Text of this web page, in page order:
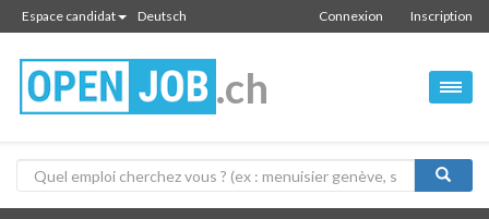
Espace candidat Deutsch Inscription
Connexion
.ch